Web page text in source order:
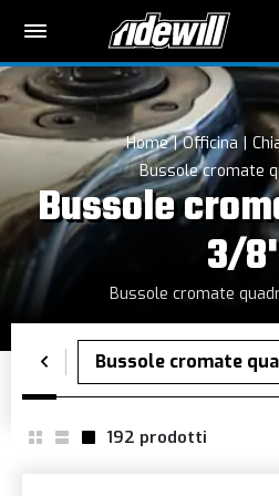
Home Officina
Bussole cromate
Bussole
3/
Bussole cromate
192 prodotti